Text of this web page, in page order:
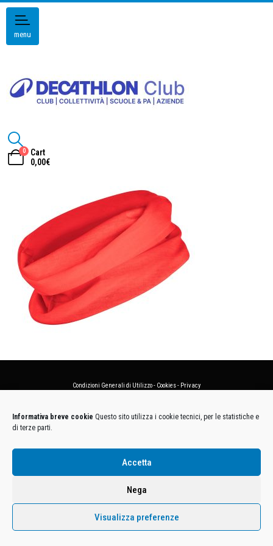
Informativa breve cookie Questo sito utilizza i cookie tecnici, per le statistiche e
di terze parti.
Accetta
Nega
Visualizza preferenze
menu
0
Cart
0,00€
Condizioni Generali di Utilizzo- Cookies- Privacy
Euro 12.500.000 i.v. - C.F. e Iscr. Reg. Imp. Monza e Brianza 02137480964 - R.E.A. MB-1370021 -
P.IVA. 11005760159 - Direzione e coordinamento art. 2497 C.C. DECATHLON SA, Villeneuve